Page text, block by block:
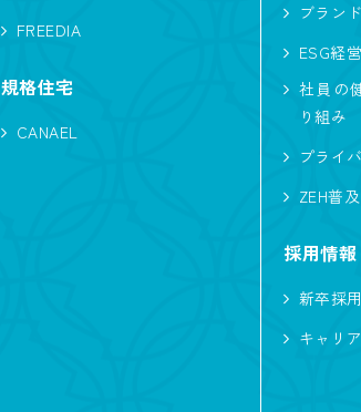
FREEDIA
規格住宅
CANAEL
ブラン
ESG経営
社員の
り組み
プライ
ZEH普
採用情報
新卒採用
キャリ